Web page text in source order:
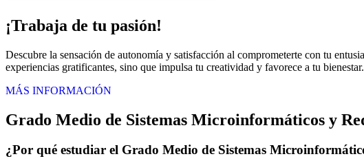
¡Trabaja de tu pasión!
Descubre la sensación de autonomía y satisfacción al comprometerte con tu
experiencias gratificantes, sino que impulsa tu creatividad y favorece a tu
MÁS INFORMACIÓN
Grado Medio de Sistemas Microinformáticos y
¿Por qué estudiar el Grado Medio de Sistemas